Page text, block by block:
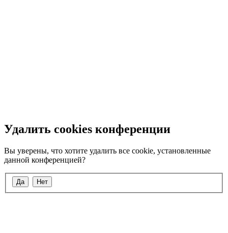
Удалить cookies конференции
Вы уверены, что хотите удалить все cookie, установленные
данной конференцией?